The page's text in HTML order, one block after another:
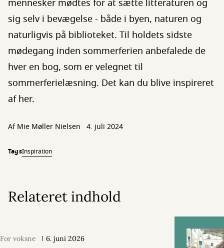
mennesker mødtes for at sætte litteraturen og
sig selv i bevægelse - både i byen, naturen og
naturligvis på biblioteket. Til holdets sidste
mødegang inden sommerferien anbefalede de
hver en bog, som er velegnet til
sommerferielæsning. Det kan du blive inspireret
af her.
AfMie Møller Nielsen 4. juli 2024
TagsInspiration
Relateret indhold
For voksne 6. juni 2026